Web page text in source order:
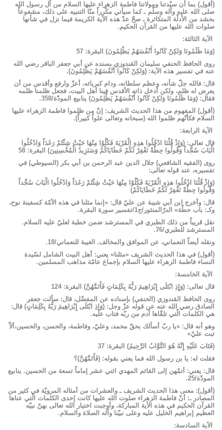
(أقول) بما أن سيّدتنا ومولاتنا فاطمة الزهراء عليها السلام من آل رسول الله
صلى الله عليه وآله وسلّم ـ كما سيأتي مكّرراً منّا التنبيه على ذلك، مشفوعاً
بحشد من الأدلّة المتكاثرة ـ صحّ عدّ هذه الآية الكريمة فيما نزل في شأنها
صلوات الله عليها من القرآن الحكيم.
الآية الثالثة:
(وَمَا ظَلَمُونَا وَلكِنْ كَانُوا أَنْفُسَهُمْ يَظْلِمُونَ) البقرة: 57
روى الحافظ الحنفي سليمان القندوزي بسنده عن أبي جعفر الباقر رضي الله
عنه في تفسير هذه الآية: (وَلكِنْ كَانُوا أَنْفُسَهُمْ يَظْلِمُونَ).
قال: فالله جلّ شأنه، وعظم سلطانه، ودام كبريائه، أعزّ وارفع وأقدس من أن
يعرض له ظلم، ولكن أدخل ذاته الأقدس فينا أهل البيت، فجعل ظلمنا ظلمه
فقال: (وَمَا ظَلَمُونَا وَلكِنْ كَانُوا أَنْفُسَهُمْ يَظْلِمُونَ) ينابيع المودّة/358.
(أقول) المفهوم من هذا الحديث الشريف: إنّ من ظلموا فاطمة الزهراء عليها
السلام فكأنّهم ظلموا الله (سبحانه وتعالى علواً كبيراً).
الآية الرابعة:
قال تعالى: (وَإِذْ قُلْنَا ادْخُلُوا هذِهِ الْقَرْيَةَ فَكُلُوْا مِنْهَا حَيْثُ شِئْتُمْ رَغَدَاً وَادْخُلُوا
الْبَابَ سُجَّداً وَقُولُوا حِطَّةٌ نَغْفِرْ لَكُمْ خَطَايَاكُمْ وَسَنَزِيدُ الْمُحْسِنِينَ) البقرة: 58
روى (الفقيه الشافعي) جلال الدين عبد الرحمن بن أبي بكر (السيوطي) في
تفسيره، عند قوله تعالى:
(وَإِذْ قُلْنَا ادْخُلُوا هذِهِ الْقَرْيَةَ فَكُلُوْا مِنْهَا حَيْثُ شِئْتُمْ رَغَدَاً وَادْخُلُوا الْبَابَ سُجَّداً
وَقُولُوا حِطَّةٌ نَغْفِرْ لَكُمْ خَطَايَاكُمْ)
قال: وأخرج ابن أبي شيبة عن عليّ قال: «إنما مثلنا في هذه الأمّة كسفينة نوح،
وكـ: باب حطّة» الدرّالمنثور/ج1/تفسير سورة البقرة.
نقل قريباً من ذلك الطبري في المسترشد ضمن خطبة لعليّ عليه السلام.
المسترشد للطبري/76.
ونقله أيضاً النعماني، عن الموافق والمخالف. الغيبة للنعماني/18.
(أقول) في هذا الحديث الشريف «مثلنا» يعني: أهل البيت الشامل لسّيدة
النساء فاطمة الزهراء عليها السلام بإجماع عامّة مذاهب المسلمين.
الآية الخامسة:
قال تعالى: (وَإِذِ ابْتَلَى‏ إِبْرَاهِيمَ رَبُّهُ بِكَلِمَاتٍ فَأَتَمَّهُنَّ) البقرة: 124
روى الحافظ القندوزي (الحنفي) بإسناده عن المفضّل، قال: سألت جعفر
الصادق رضي الله عنه عن قوله عزّ وجل: (وَإِذِ ابْتَلَى‏ إِبْرَاهِيمَ رَبُّهُ بِكَلِمَاتٍ) قال:
هي الكلمات الّتي تلقّاها آدم من ربّه فتاب عليه.
وهو أنه قال: «يا ربّ أسألك بحقّ محمد، وعليّ، وفاطمة، والحسن، والحسين،ألاّ
تبت عليّ»
(فَتَابَ عَلَيْهِ إِنَّهُ هُوَ التَّوَّابُ الرَّحِيمُ) البقرة: 37
فقلت له: يا بن رسول الله فما يعني بقوله: (فَأَتَمَّهُنَّ)؟
قال: يعني: أتمّهن إلى القائم المهدي اثني عشر إماماً تسعة من الحسين. ينابيع
المودّة/25.
(أقول): معنى هذا الحديث الشريف ـ والعشرات من أمثاله المرويّة في كثير من
المصادر ـ: أنّ فاطمة الزهراء صلوت الله عليها كانت إحدى الكلمات الّتي عناها
القرآن الحكيم في هذه الأية المباركة، وأوجبت اختيار الله تعالى بهنّ نبيّه
العظيم إبراهيم الخليل عليه وعلى نبيّنا وآله الصلاة والسلام.
الآية السادسة: